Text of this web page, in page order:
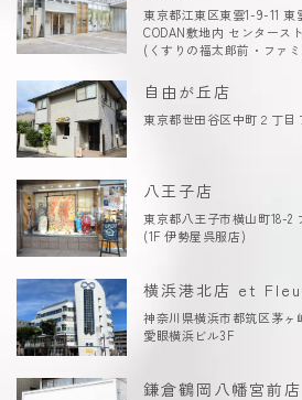
東京都江東区東雲1-9-11 東
CODAN敷地内 センタース
(くすりの福太郎前・ファ
自由が丘店
東京都世田谷区中町２丁目
八王子店
東京都八王子市横山町18-2
(1F 伊勢屋呉服店)
横浜港北店 et
神奈川県横浜市都筑区茅ヶ
愛眼横浜ビル3F
鎌倉鶴岡八幡宮前店